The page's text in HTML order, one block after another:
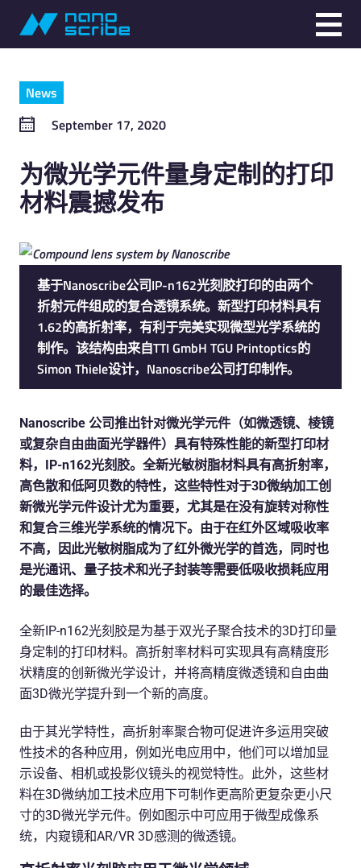
News
September 17, 2020
为微光学元件量身定制的打印
材料震撼发布
基于Nanoscribe公司IP-n162光刻胶打印的由两个
折射元件组成的复合透镜系统。新型打印材料具有
1.62的高折射率，有利于完美实现微型光学系统的
制作。该结构由来自TTI GmbH TGU Printoptics的
Simon Thiele设计，Nanoscribe公司打印制作。
Nanoscribe 公司推出针对微光学元件（如微透镜、棱镜
或复杂自由曲面光学器件）具有特殊性能的新型打印材
料，IP-n162光刻胶。全新光敏树脂材料具有高折射率，
高色散和低阿贝数的特性，这些特性对于3D微纳加工创
新微光学元件设计尤为重要，尤其是在没有旋转对称性
和复合三维光学系统的情况下。由于在红外区域吸收率
不高，因此光敏树脂成为了红外微光学的首选，同时也
是光通讯、量子技术和光子封装等需要低吸收损耗应用
的最佳选择。
全新IP-n162光刻胶是为基于双光子聚合技术的3D打印量
身定制的打印材料。高折射率材料可实现具有高精度形
状精度的创新微光学设计，并将高精度微透镜和自由曲
面3D微光学提升到一个新的高度。
由于其光学特性，高折射率聚合物可促进许多运用突破
性技术的各种应用，例如光电应用中，他们可以增加显
示设备、相机或投影仪镜头的视觉特性。此外，这些材
料在3D微纳加工技术应用下可制作更高阶更复杂更小尺
寸的3D微光学元件。例如图示中可应用于微型成像系
统，内窥镜和AR/VR 3D感测的微透镜。